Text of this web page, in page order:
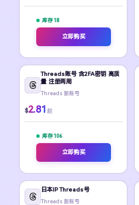
库存 18
立即购买
Threads账号 含2FA密钥 高质
量 注册两周
Threads 新账号
$2.81 起
库存 106
立即购买
日本IP Threads号
Threads 新账号